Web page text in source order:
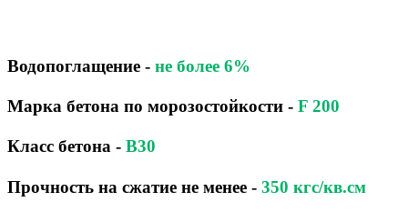
Водопоглащение - не более 6%
Марка бетона по морозостойкости - F 200
Класс бетона - B30
Прочность на сжатие не менее - 350 кгс/кв.см